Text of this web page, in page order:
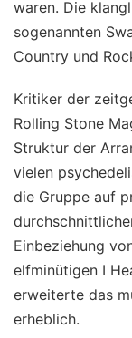
waren. Die
sogenannten
Country und
Kritiker der
Rolling Stone
Struktur der
vielen
die Gruppe auf
Einbeziehung
elfminütigen I
erweiterte das
erheblich.